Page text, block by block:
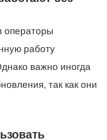
операторы
работу
важно иногда
так как они